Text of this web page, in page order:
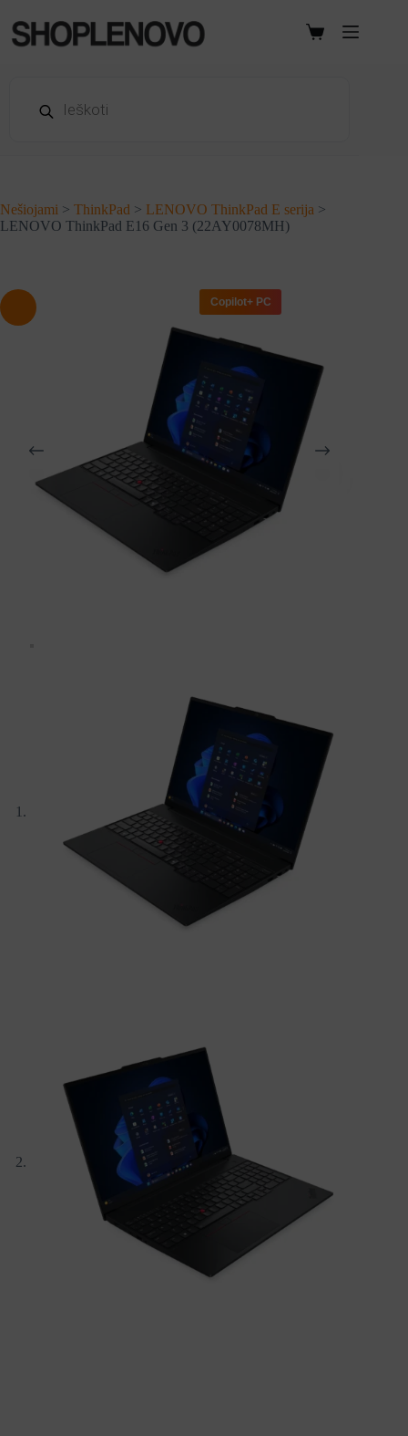
content
Shopping
search
Nešiojami > ThinkPad > LENOVO ThinkPad E serija >
LENOVO ThinkPad E16 Gen 3 (22AY0078MH)
Copilot+ PC